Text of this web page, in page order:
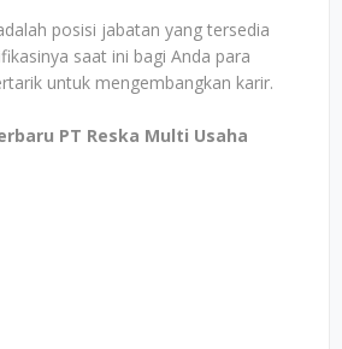
posisi jabatan yang tersedia
saat ini bagi Anda para
untuk mengembangkan karir.
PT Reska Multi Usaha